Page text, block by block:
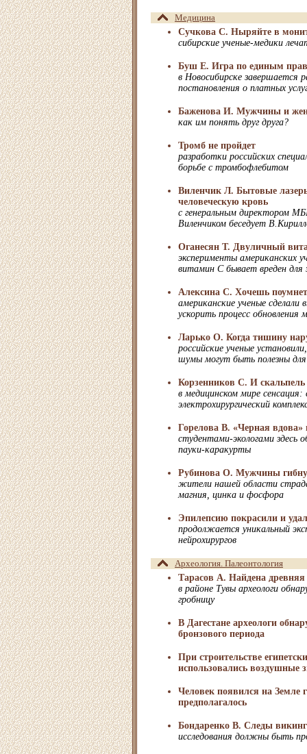
Медицина
Сучкова С. Ныряйте в
сибирские ученые-медики
Буш Е. Игра по единым
в Новосибирске завершается
постановления о платных
Баженова И. Мужчины и
как им понять друг друга?
Тромб не пройдет
разработки российских
борьбе с тромбофлебитом
Виленчик Л. Бытовые
человеческую кровь
с генеральным директором
Виленчиком беседует
Оганесян Т. Двуличный
эксперименты американских
витамин С бывает вреден для
Алексина С. Хочешь
американские ученые
ускорить процесс обновления
Ларько О. Когда тишину
российские ученые
шумы могут быть полезны для
Корзенников С. И скальпель
в медицинском мире
электрохирургический
Горелова В. «Черная вдова»
студентами-экологами здесь
пауки-каракурты
Рубинова О. Мужчины
жители нашей области
магния, цинка и фосфора
Эпилепсию покрасили и
продолжается уникальный
нейрохирургов
Археология. Палеонтология
Тарасов А. Найдена древняя
в районе Тувы археологи
гробницу
В Дагестане археологи
бронзового периода
При строительстве
использовались воздушные
Человек появился на Земле
предполагалось
Бондаренко В. Следы
исследования должны быть